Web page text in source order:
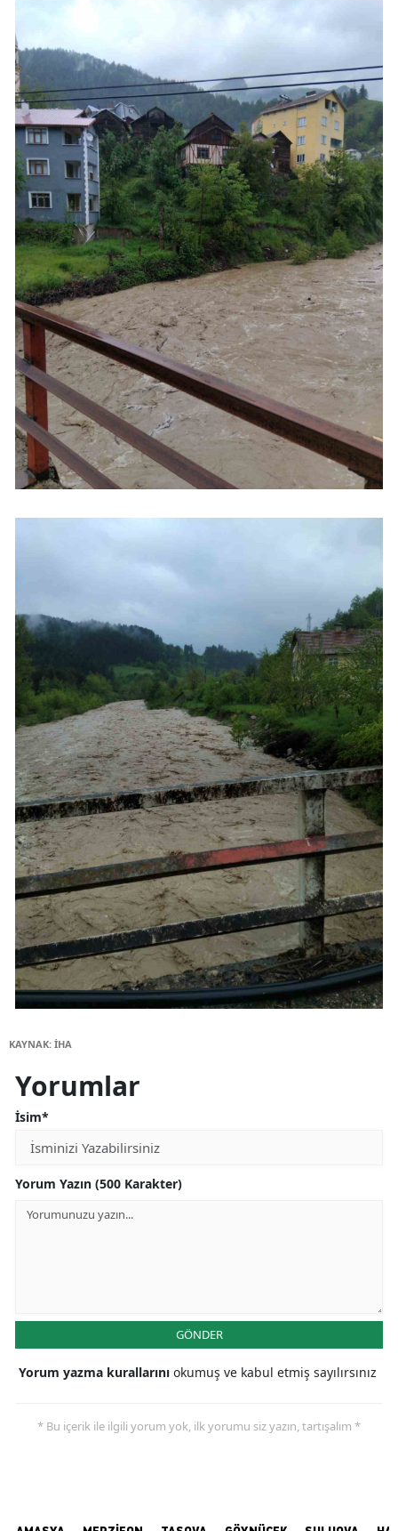
KAYNAK: İHA
Yorumlar
İsim*
Yorum Yazın (500 Karakter)
GÖNDER
Yorum yazma kurallarını okumuş ve kabul etmiş sayılırsınız
* Bu içerik ile ilgili yorum yok, ilk yorumu siz yazın, tartışalım *